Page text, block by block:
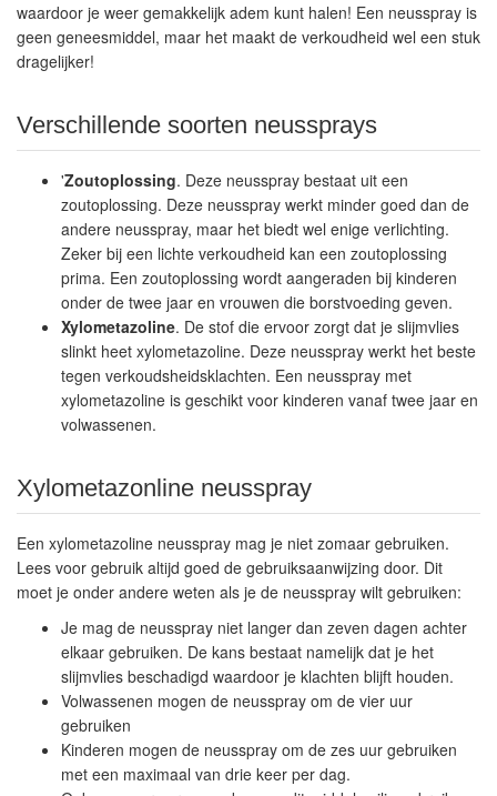
waardoor je weer gemakkelijk adem kunt halen! Een neusspray is
geen geneesmiddel, maar het maakt de verkoudheid wel een stuk
dragelijker!
Verschillende soorten neussprays
'Zoutoplossing. Deze neusspray bestaat uit een
zoutoplossing. Deze neusspray werkt minder goed dan de
andere neusspray, maar het biedt wel enige verlichting.
Zeker bij een lichte verkoudheid kan een zoutoplossing
prima. Een zoutoplossing wordt aangeraden bij kinderen
onder de twee jaar en vrouwen die borstvoeding geven.
Xylometazoline. De stof die ervoor zorgt dat je slijmvlies
slinkt heet xylometazoline. Deze neusspray werkt het beste
tegen verkoudsheidsklachten. Een neusspray met
xylometazoline is geschikt voor kinderen vanaf twee jaar en
volwassenen.
Xylometazonline neusspray
Een xylometazoline neusspray mag je niet zomaar gebruiken.
Lees voor gebruik altijd goed de gebruiksaanwijzing door. Dit
moet je onder andere weten als je de neusspray wilt gebruiken:
Je mag de neusspray niet langer dan zeven dagen achter
elkaar gebruiken. De kans bestaat namelijk dat je het
slijmvlies beschadigd waardoor je klachten blijft houden.
Volwassenen mogen de neusspray om de vier uur
gebruiken
Kinderen mogen de neusspray om de zes uur gebruiken
met een maximaal van drie keer per dag.